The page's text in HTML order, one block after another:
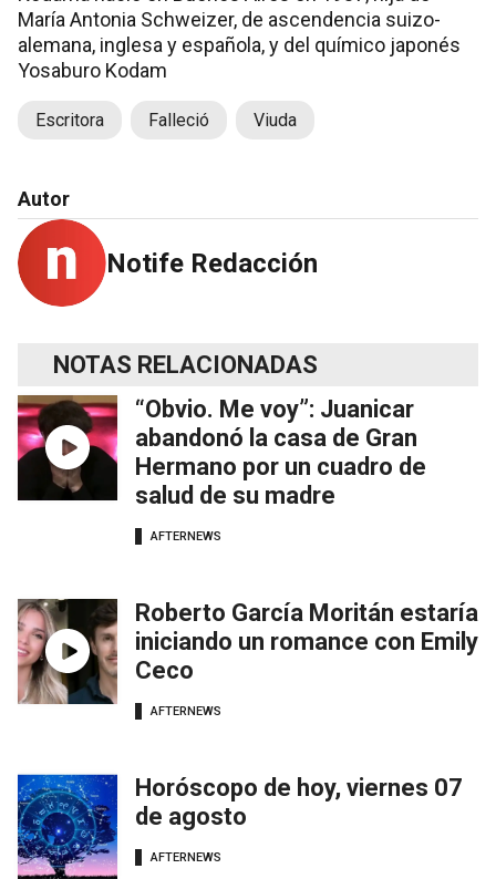
María Antonia Schweizer, de ascendencia suizo-
alemana, inglesa y española, y del químico japonés
Yosaburo Kodam
Escritora Falleció Viuda
Autor
Notife Redacción
NOTAS RELACIONADAS
“Obvio. Me voy”: Juanicar
abandonó la casa de Gran
Hermano por un cuadro de
salud de su madre
AFTERNEWS
Roberto García Moritán estaría
iniciando un romance con Emily
Ceco
AFTERNEWS
Horóscopo de hoy, viernes 07
de agosto
AFTERNEWS